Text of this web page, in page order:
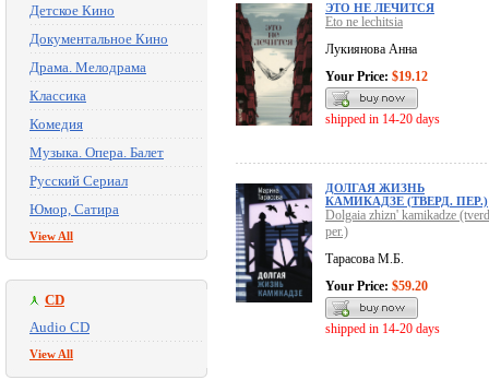
Детское Кино
Документальное Кино
Драма. Мелодрама
Классика
Комедия
Музыка. Опера. Балет
Русский Сериал
Юмор, Сатира
View All
CD
Audio CD
View All
ЭТО НЕ ЛЕЧИТСЯ
Eto ne lechitsia
Лукиянова Анна
Your Price: $19.12
shipped in 14-20 days
ДОЛГАЯ ЖИЗНЬ
КАМИКАДЗЕ (ТВЕРД. ПЕР.)
Dolgaia zhizn' kamikadze
per.)
Тарасова М.Б.
Your Price: $59.20
shipped in 14-20 days